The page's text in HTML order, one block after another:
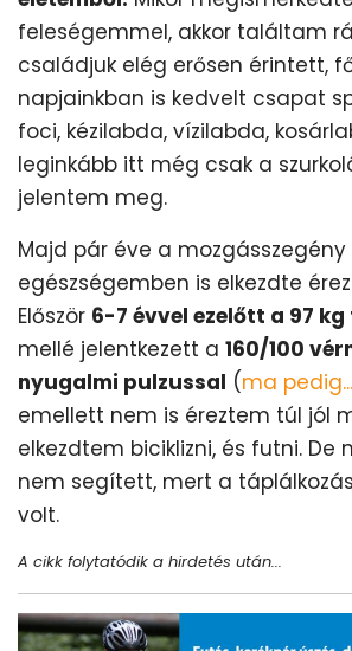
feleségemmel, akkor találtam
családjuk elég erősen érintett,
napjainkban is kedvelt csapat
foci, kézilabda, vízilabda,
leginkább itt még csak a
jelentem meg.
Majd pár éve a
egészségemben is elkezdte
Először 6-7 évvel ezelőtt a 97
mellé jelentkezett a 160/100
nyugalmi pulzussal (ma pedig...
emellett nem is éreztem túl jól
elkezdtem biciklizni, és futni. De
nem segített, mert a
volt.
A cikk folytatódik a hirdetés után...